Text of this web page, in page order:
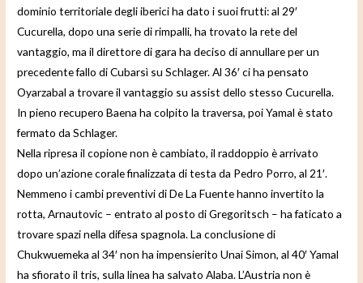
dominio territoriale degli iberici ha dato i suoi frutti: al 29′
Cucurella, dopo una serie di rimpalli, ha trovato la rete del
vantaggio, ma il direttore di gara ha deciso di annullare per un
precedente fallo di Cubarsì su Schlager. Al 36′ ci ha pensato
Oyarzabal a trovare il vantaggio su assist dello stesso Cucurella.
In pieno recupero Baena ha colpito la traversa, poi Yamal è stato
fermato da Schlager.
Nella ripresa il copione non è cambiato, il raddoppio è arrivato
dopo un’azione corale finalizzata di testa da Pedro Porro, al 21′.
Nemmeno i cambi preventivi di De La Fuente hanno invertito la
rotta, Arnautovic – entrato al posto di Gregoritsch – ha faticato a
trovare spazi nella difesa spagnola. La conclusione di
Chukwuemeka al 34′ non ha impensierito Unai Simon, al 40′ Yamal
ha sfiorato il tris, sulla linea ha salvato Alaba. L’Austria non è